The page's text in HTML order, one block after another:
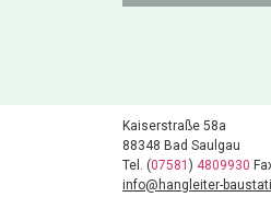
Kaiserstraße 58a
88348 Bad Saulgau
Tel. (07581 ) 4809930
info@hangleiter-